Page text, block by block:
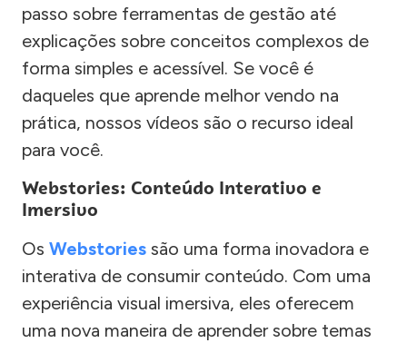
passo sobre ferramentas de gestão até
explicações sobre conceitos complexos de
forma simples e acessível. Se você é
daqueles que aprende melhor vendo na
prática, nossos vídeos são o recurso ideal
para você.
Webstories: Conteúdo Interativo e
Imersivo
Os Webstories são uma forma inovadora e
interativa de consumir conteúdo. Com uma
experiência visual imersiva, eles oferecem
uma nova maneira de aprender sobre temas